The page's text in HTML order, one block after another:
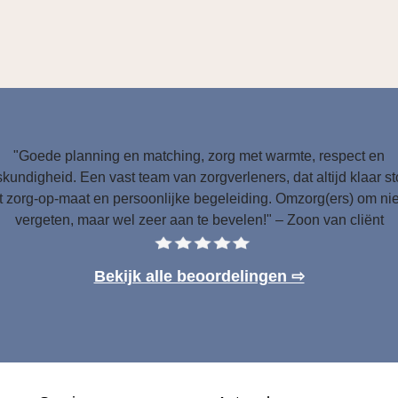
"Goede planning en matching, zorg met warmte, respect en
Een vast team van zorgverleners, dat altijd klaar
zorg-op-maat en persoonlijke begeleiding. Omzorg(ers) om
vergeten, maar wel zeer aan te bevelen!" – Zoon van cliënt
Bekijk alle beoordelingen ⇨